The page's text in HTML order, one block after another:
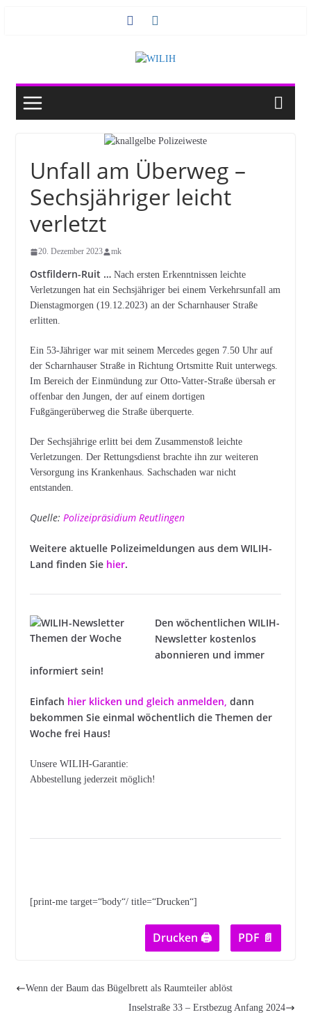
Unfall am Überweg –
Sechsjähriger leicht
verletzt
20. Dezember 2023 mk
Ostfildern-Ruit …Nach ersten Erkenntnissen leichte
Verletzungen hat ein Sechsjähriger bei einem Verkehrsunfall am
Dienstagmorgen (19.12.2023) an der Scharnhauser Straße
erlitten.
Ein 53-Jähriger war mit seinem Mercedes gegen 7.50 Uhr auf
der Scharnhauser Straße in Richtung Ortsmitte Ruit unterwegs.
Im Bereich der Einmündung zur Otto-Vatter-Straße übersah er
offenbar den Jungen, der auf einem dortigen
Fußgängerüberweg die Straße überquerte.
Der Sechsjährige erlitt bei dem Zusammenstoß leichte
Verletzungen. Der Rettungsdienst brachte ihn zur weiteren
Versorgung ins Krankenhaus. Sachschaden war nicht
entstanden.
Quelle: Polizeipräsidium Reutlingen
Weitere aktuelle Polizeimeldungen aus dem WILIH-
Land finden Sie hier.
Den wöchentlichen WILIH-
Newsletter kostenlos
abonnieren und immer
informiert sein!
Einfach hier klicken und gleich anmelden, dann
bekommen Sie einmal wöchentlich die Themen der
Woche frei Haus!
Unsere WILIH-Garantie:
Abbestellung jederzeit möglich!
[print-me target=“body“/ title=“Drucken“]
Drucken 🖨 PDF 📄
Wenn der Baum das Bügelbrett als Raumteiler ablöst
Inselstraße 33 – Erstbezug Anfang 2024